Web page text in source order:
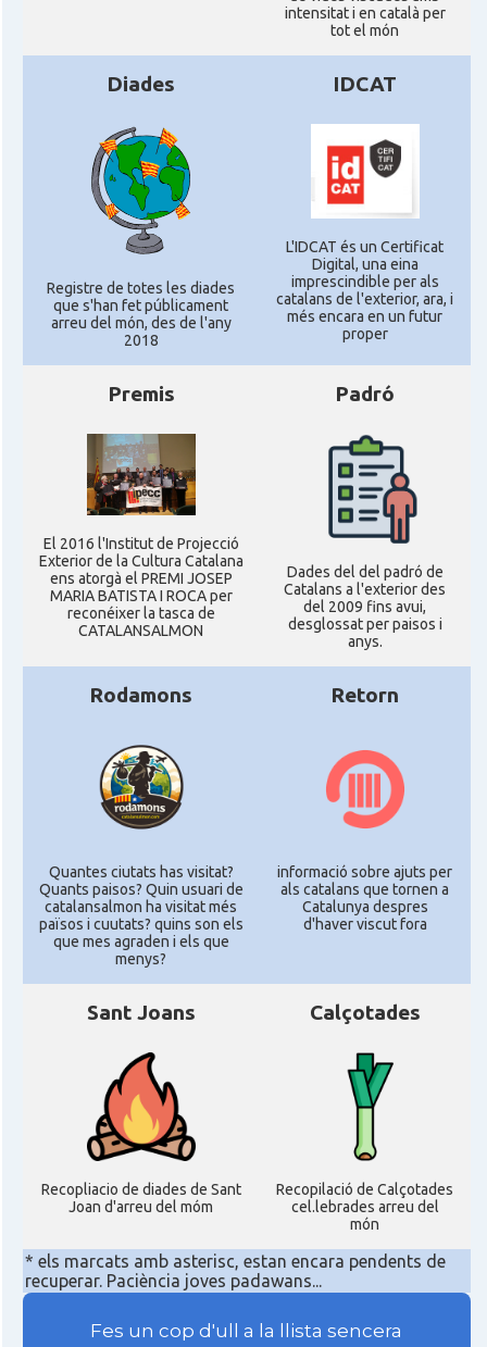
intensitat i en català per
tot el món
Diades
Registre de totes les diades
que s'han fet públicament
arreu del món, des de l'any
2018
IDCAT
L'IDCAT és un Certificat
Digital, una eina
imprescindible per als
catalans de l'exterior, ara, i
més encara en un futur
proper
Premis
El 2016 l'Institut de Projecció
Exterior de la Cultura Catalana
ens atorgà el PREMI JOSEP
MARIA BATISTA I ROCA per
reconéixer la tasca de
CATALANSALMON
Padró
Dades del del padró de
Catalans a l'exterior des
del 2009 fins avui,
desglossat per paisos i
anys.
Rodamons
Quantes ciutats has visitat?
Quants paisos? Quin usuari de
catalansalmon ha visitat més
països i cuutats? quins son els
que mes agraden i els que
menys?
Retorn
informació sobre ajuts per
als catalans que tornen a
Catalunya despres
d'haver viscut fora
Sant Joans
Recopliacio de diades de Sant
Joan d'arreu del móm
Calçotades
Recopilació de Calçotades
cel.lebrades arreu del
món
* els marcats amb asterisc, estan encara pendents de
recuperar. Paciència joves padawans...
Fes un cop d'ull a la llista sencera